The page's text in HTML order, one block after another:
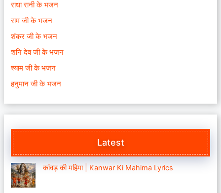
राधा रानी के भजन
राम जी के भजन
शंकर जी के भजन
शनि देव जी के भजन
श्याम जी के भजन
हनुमान जी के भजन
Latest
कांवड़ की महिमा | Kanwar Ki Mahima Lyrics